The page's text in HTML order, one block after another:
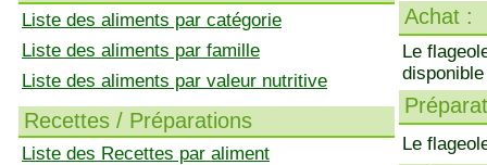
Liste des aliments par catégorie
Liste des aliments par famille
Liste des aliments par valeur nutritive
Recettes / Préparations
Liste des Recettes par aliment
Achat :
Le
Le